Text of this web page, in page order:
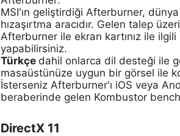
MSI'ın geliştirdiği Afterburner, dünya
hızaşırtma aracıdır. Gelen talep
Afterburner ile ekran kartınız ile
yapabilirsiniz.
Türkçe dahil onlarca dil desteği ile
masaüstünüze uygun bir görsel ile
İsterseniz Afterburner'ı iOS veya
beraberinde gelen Kombustor
DirectX 11